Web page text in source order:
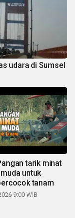
udara di Sumsel
tarik minat
untuk
tanam
9:00 WIB